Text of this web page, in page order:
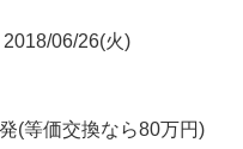
2018/06/26(火)
(等価交換なら80万円)